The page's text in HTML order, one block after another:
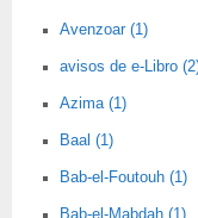
Avenzoar (1)
avisos de e-Libro
Azima (1)
Baal (1)
Bab-el-Foutouh (1)
Bab-el-Mabdah (1)